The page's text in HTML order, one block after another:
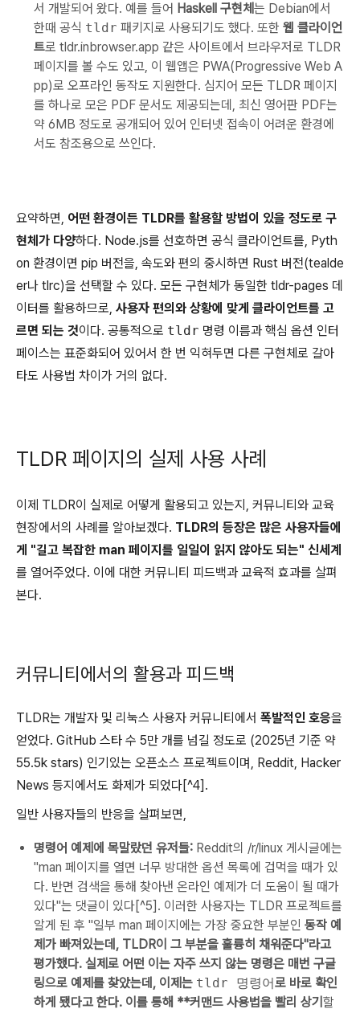
서 개발되어 왔다. 예를 들어 Haskell 구현체 는 Debian에서
한때 공식 tldr 패키지로 사용되기도 했다. 또한 웹 클라이언
트로 tldr.inbrowser.app 같은 사이트에서 브라우저로 TLDR
페이지를 볼 수도 있고, 이 웹앱은 PWA(Progressive Web A
pp)로 오프라인 동작도 지원한다. 심지어 모든 TLDR 페이지
를 하나로 모은 PDF 문서도 제공되는데, 최신 영어판 PDF는
약 6MB 정도로 공개되어 있어 인터넷 접속이 어려운 환경에
서도 참조용으로 쓰인다.
요약하면, 어떤 환경이든 TLDR를 활용할 방법이 있을 정도로 구
현체가 다양하다. Node.js를 선호하면 공식 클라이언트를, Pyth
on 환경이면 pip 버전을, 속도와 편의 중시하면 Rust 버전(tealde
er나 tlrc)을 선택할 수 있다. 모든 구현체가 동일한 tldr-pages 데
이터를 활용하므로, 사용자 편의와 상황에 맞게 클라이언트를 고
르면 되는 것이다. 공통적으로 tldr 명령 이름과 핵심 옵션 인터
페이스는 표준화되어 있어서 한 번 익혀두면 다른 구현체로 갈아
타도 사용법 차이가 거의 없다.
TLDR 페이지의 실제 사용 사례
이제 TLDR이 실제로 어떻게 활용되고 있는지, 커뮤니티와 교육
현장에서의 사례를 알아보겠다. TLDR의 등장은 많은 사용자들에
게 "길고 복잡한 man 페이지를 일일이 읽지 않아도 되는" 신세계
를 열어주었다. 이에 대한 커뮤니티 피드백과 교육적 효과를 살펴
본다.
커뮤니티에서의 활용과 피드백
TLDR는 개발자 및 리눅스 사용자 커뮤니티에서 폭발적인 호응을
얻었다. GitHub 스타 수 5만 개를 넘길 정도로 (2025년 기준 약
55.5k stars) 인기있는 오픈소스 프로젝트이며, Reddit, Hacker
News 등지에서도 화제가 되었다[^4].
일반 사용자들의 반응을 살펴보면,
명령어 예제에 목말랐던 유저들: Reddit의 /r/linux 게시글에는
"man 페이지를 열면 너무 방대한 옵션 목록에 겁먹을 때가 있
다. 반면 검색을 통해 찾아낸 온라인 예제가 더 도움이 될 때가
있다"는 댓글이 있다[^5]. 이러한 사용자는 TLDR 프로젝트를
알게 된 후 "일부 man 페이지에는 가장 중요한 부분인 동작 예
제가 빠져있는데, TLDR이 그 부분을 훌륭히 채워준다"라고
평가했다. 실제로 어떤 이는 자주 쓰지 않는 명령은 매번 구글
링으로 예제를 찾았는데, 이제는 tldr 명령어로 바로 확인
하게 됐다고 한다. 이를 통해 **커맨드 사용법을 빨리 상기 할